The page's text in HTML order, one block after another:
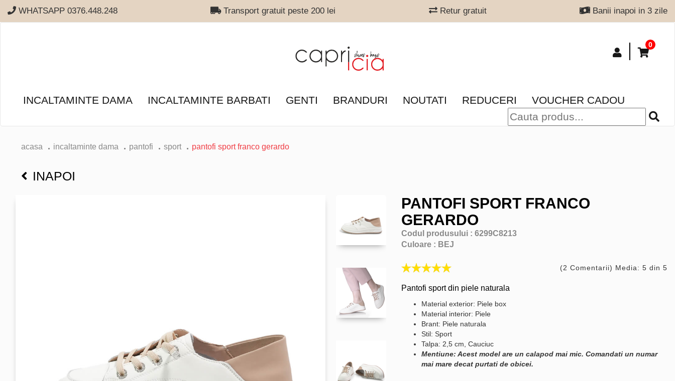
WHATSAPP 0376.448.248 Transport gratuit peste 200 lei Retur gratuit Banii inapoi in 3 zile
0
INCALTAMINTE DAMA INCALTAMINTE BARBATI GENTI BRANDURI NOUTATI REDUCERI VOUCHER CADOU
acasa incaltaminte dama pantofi sport pantofi sport franco gerardo
INAPOI
PANTOFI SPORT FRANCO
GERARDO
Codul produsului : 6299C8213
Culoare : BEJ
(2 Comentarii) Media: 5 din 5
Pantofi sport din piele naturala
Material exterior: Piele box
Material interior: Piele
Brant: Piele naturala
Stil: Sport
Talpa: 2,5 cm, Cauciuc
Mentiune: Acest model are un calapod mai mic. Comandati un numar
mai mare decat purtati de obicei.